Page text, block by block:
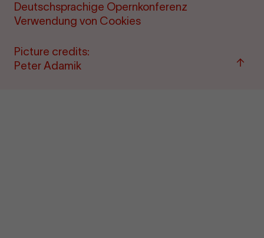
Deutschsprachige Opernkonferenz
Verwendung von Cookies
Picture credits:
Peter Adamik
Back